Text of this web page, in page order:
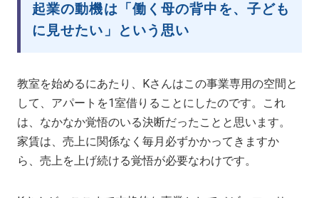
起業の動機は「働く母の背中を、子ども
に見せたい」という思い
教室を始めるにあたり、Kさんはこの事業専用の空間と
して、アパートを1室借りることにしたのです。これ
は、なかなか覚悟のいる決断だったことと思います。
家賃は、売上に関係なく毎月必ずかかってきますか
ら、売上を上げ続ける覚悟が必要なわけです。